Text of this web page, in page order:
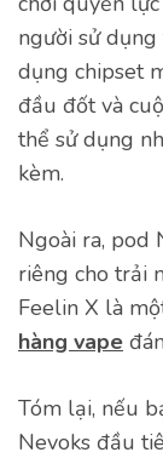
người sử
dụng chipset
đầu đốt và
thể sử dụng
kèm.
Ngoài ra, pod
riêng cho trải
Feelin X là
hàng vape
Tóm lại, nếu
Nevoks đầu